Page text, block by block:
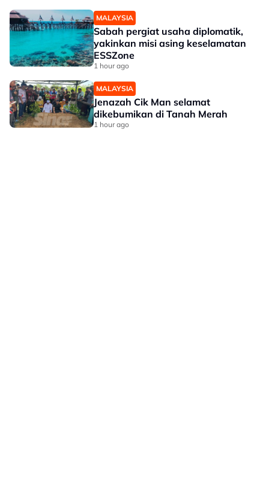
MALAYSIA
Sabah pergiat usaha diplomatik,
yakinkan misi asing keselamatan
ESSZone
1 hour ago
MALAYSIA
Jenazah Cik Man selamat
dikebumikan di Tanah Merah
1 hour ago